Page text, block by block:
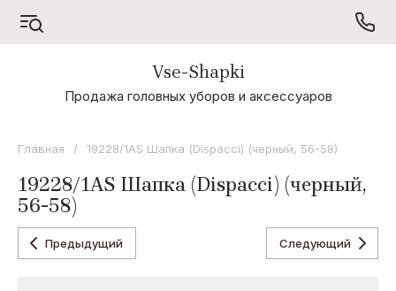
А - Я
Odyssey
Коллекция
Oxygon
Коллекция
Flamenco
Vse-Shapki
Продажа головных уборов и аксессуаров
Главная / 19228/1AS Шапка (Dispacci) (черный, 56-58)
19228/1AS Шапка (Dispacci) (черный,
56-58)
Предыдущий Следующий